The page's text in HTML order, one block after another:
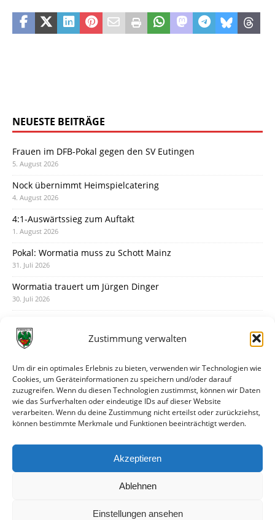
Zustimmung verwalten
Um dir ein optimales Erlebnis zu bieten, verwenden wir Technologien wie
Cookies, um Geräteinformationen zu speichern und/oder darauf
zuzugreifen. Wenn du diesen Technologien zustimmst, können wir Daten
wie das Surfverhalten oder eindeutige IDs auf dieser Website
verarbeiten. Wenn du deine Zustimmung nicht erteilst oder zurückziehst,
können bestimmte Merkmale und Funktionen beeinträchtigt werden.
Akzeptieren
Ablehnen
Einstellungen ansehen
NEUESTE BEITRÄGE
Frauen im DFB-Pokal gegen den SV Eutingen
5. August 2026
Nock übernimmt Heimspielcatering
4. August 2026
4:1-Auswärtssieg zum Auftakt
1. August 2026
Pokal: Wormatia muss zu Schott Mainz
31. Juli 2026
Wormatia trauert um Jürgen Dinger
30. Juli 2026
28. Juli 2026
28. Juli 2026
Neue Podcast-Folge: So tickt Björn!
27. Juli 2026
Eindrücke vom Stadionfest
Unterhaltsamer Abschlusstest mit später Niederlage
25. Juli 2026